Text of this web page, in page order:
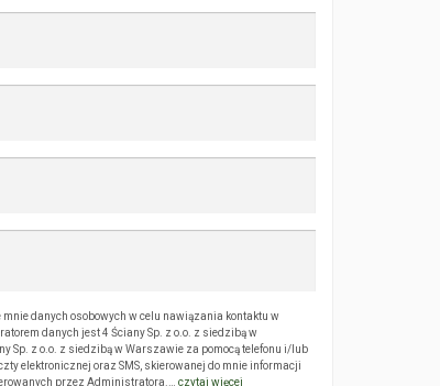
danych osobowych w celu nawiązania kontaktu w
danych jest 4 Ściany Sp. z o.o. z siedzibą w
Sp. z o.o. z siedzibą w Warszawie za pomocą telefonu i/lub
elektronicznej oraz SMS, skierowanej do mnie informacji
przez Administratora.… czytaj więcej